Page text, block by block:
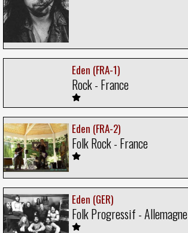
Eden (FRA-1)
Rock - France
Eden (FRA-2)
Folk Rock - France
Eden (GER)
Folk Progressif - Allemagne